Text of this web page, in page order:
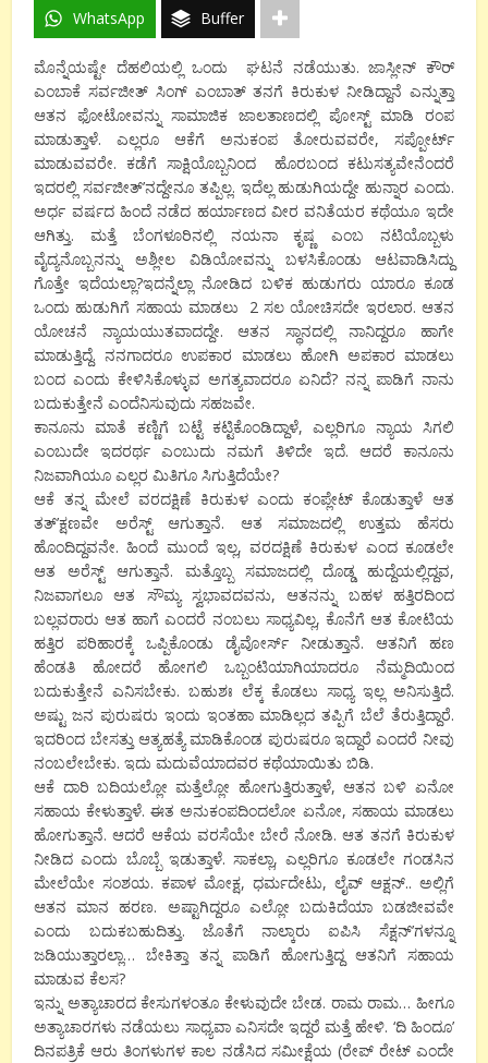
WhatsApp Buffer
ಮೊನ್ನೆಯಷ್ಟೇ ದೆಹಲಿಯಲ್ಲಿ ಒಂದು ಘಟನೆ ನಡೆಯುತು. ಜಾಸ್ಲೀನ್ ಕೌರ್
ಎಂಬಾಕೆ ಸರ್ವಜೀತ್ ಸಿಂಗ್ ಎಂಬಾತ್ ತನಗೆ ಕಿರುಕುಳ ನೀಡಿದ್ದಾನೆ ಎನ್ನುತ್ತಾ
ಆತನ ಫೋಟೋವನ್ನು ಸಾಮಾಜಿಕ ಜಾಲತಾಣದಲ್ಲಿ ಪೋಸ್ಟ್ ಮಾಡಿ ರಂಪ
ಮಾಡುತ್ತಾಳೆ. ಎಲ್ಲರೂ ಆಕೆಗೆ ಅನುಕಂಪ ತೋರುವವರೇ, ಸಪ್ಪೋರ್ಟ್
ಮಾಡುವವರೇ. ಕಡೆಗೆ ಸಾಕ್ಷಿಯೊಬ್ಬನಿಂದ ಹೊರಬಂದ ಕಟುಸತ್ಯವೇನೆಂದರೆ
ಇದರಲ್ಲಿ ಸರ್ವಜೀತ್’ನದ್ದೇನೂ ತಪ್ಪಿಲ್ಲ. ಇದೆಲ್ಲ ಹುಡುಗಿಯದ್ದೇ ಹುನ್ನಾರ ಎಂದು.
ಅರ್ಧ ವರ್ಷದ ಹಿಂದೆ ನಡೆದ ಹರ್ಯಾಣದ ವೀರ ವನಿತೆಯರ ಕಥೆಯೂ ಇದೇ
ಆಗಿತ್ತು. ಮತ್ತೆ ಬೆಂಗಳೂರಿನಲ್ಲಿ ನಯನಾ ಕೃಷ್ಣ ಎಂಬ ನಟಿಯೊಬ್ಬಳು
ವೈದ್ಯನೊಬ್ಬನನ್ನು ಅಶ್ಲೀಲ ವಿಡಿಯೋವನ್ನು ಬಳಸಿಕೊಂಡು ಆಟವಾಡಿಸಿದ್ದು
ಗೊತ್ತೇ ಇದೆಯಲ್ಲಾ?ಇದನ್ನೆಲ್ಲಾ ನೋಡಿದ ಬಳಿಕ ಹುಡುಗರು ಯಾರೂ ಕೂಡ
ಒಂದು ಹುಡುಗಿಗೆ ಸಹಾಯ ಮಾಡಲು 2 ಸಲ ಯೋಚಿಸದೇ ಇರಲಾರ. ಆತನ
ಯೋಚನೆ ನ್ಯಾಯಯುತವಾದದ್ದೇ. ಆತನ ಸ್ಥಾನದಲ್ಲಿ ನಾನಿದ್ದರೂ ಹಾಗೇ
ಮಾಡುತ್ತಿದ್ದೆ. ನನಗಾದರೂ ಉಪಕಾರ ಮಾಡಲು ಹೋಗಿ ಅಪಕಾರ ಮಾಡಲು
ಬಂದ ಎಂದು ಕೇಳಿಸಿಕೊಳ್ಳುವ ಅಗತ್ಯವಾದರೂ ಏನಿದೆ? ನನ್ನ ಪಾಡಿಗೆ ನಾನು
ಬದುಕುತ್ತೇನೆ ಎಂದೆನಿಸುವುದು ಸಹಜವೇ.
ಕಾನೂನು ಮಾತೆ ಕಣ್ಣಿಗೆ ಬಟ್ಟೆ ಕಟ್ಟಿಕೊಂಡಿದ್ದಾಳೆ, ಎಲ್ಲರಿಗೂ ನ್ಯಾಯ ಸಿಗಲಿ
ಎಂಬುದೇ ಇದರರ್ಥ ಎಂಬುದು ನಮಗೆ ತಿಳಿದೇ ಇದೆ. ಆದರೆ ಕಾನೂನು
ನಿಜವಾಗಿಯೂ ಎಲ್ಲರ ಮಿತಿಗೂ ಸಿಗುತ್ತಿದೆಯೇ?
ಆಕೆ ತನ್ನ ಮೇಲೆ ವರದಕ್ಷಿಣೆ ಕಿರುಕುಳ ಎಂದು ಕಂಪ್ಲೇಟ್ ಕೊಡುತ್ತಾಳೆ ಆತ
ತತ್’ಕ್ಷಣವೇ ಅರೆಸ್ಟ್ ಆಗುತ್ತಾನೆ. ಆತ ಸಮಾಜದಲ್ಲಿ ಉತ್ತಮ ಹೆಸರು
ಹೊಂದಿದ್ದವನೇ. ಹಿಂದೆ ಮುಂದೆ ಇಲ್ಲ, ವರದಕ್ಷಿಣೆ ಕಿರುಕುಳ ಎಂದ ಕೂಡಲೇ
ಆತ ಅರೆಸ್ಟ್ ಆಗುತ್ತಾನೆ. ಮತ್ತೊಬ್ಬ ಸಮಾಜದಲ್ಲಿ ದೊಡ್ಡ ಹುದ್ದೆಯಲ್ಲಿದ್ದವ,
ನಿಜವಾಗಲೂ ಆತ ಸೌಮ್ಯ ಸ್ವಭಾವದವನು, ಆತನನ್ನು ಬಹಳ ಹತ್ತಿರದಿಂದ
ಬಲ್ಲವರಾರು ಆತ ಹಾಗೆ ಎಂದರೆ ನಂಬಲು ಸಾಧ್ಯವಿಲ್ಲ, ಕೊನೆಗೆ ಆತ ಕೋಟಿಯ
ಹತ್ತಿರ ಪರಿಹಾರಕ್ಕೆ ಒಪ್ಪಿಕೊಂಡು ಡೈವೋರ್ಸ್ ನೀಡುತ್ತಾನೆ. ಆತನಿಗೆ ಹಣ
ಹೆಂಡತಿ ಹೋದರೆ ಹೋಗಲಿ ಒಬ್ಬಂಟಿಯಾಗಿಯಾದರೂ ನೆಮ್ಮದಿಯಿಂದ
ಬದುಕುತ್ತೇನೆ ಎನಿಸಬೇಕು. ಬಹುಶಃ ಲೆಕ್ಕ ಕೊಡಲು ಸಾಧ್ಯ ಇಲ್ಲ ಅನಿಸುತ್ತಿದೆ.
ಅಷ್ಟು ಜನ ಪುರುಷರು ಇಂದು ಇಂತಹಾ ಮಾಡಿಲ್ಲದ ತಪ್ಪಿಗೆ ಬೆಲೆ ತೆರುತ್ತಿದ್ದಾರೆ.
ಇದರಿಂದ ಬೇಸತ್ತು ಆತ್ಯಹತ್ಯೆ ಮಾಡಿಕೊಂಡ ಪುರುಷರೂ ಇದ್ದಾರೆ ಎಂದರೆ ನೀವು
ನಂಬಲೇಬೇಕು. ಇದು ಮದುವೆಯಾದವರ ಕಥೆಯಾಯಿತು ಬಿಡಿ.
ಆಕೆ ದಾರಿ ಬದಿಯಲ್ಲೋ ಮತ್ತೆಲ್ಲೋ ಹೋಗುತ್ತಿರುತ್ತಾಳೆ, ಆತನ ಬಳಿ ಏನೋ
ಸಹಾಯ ಕೇಳುತ್ತಾಳೆ. ಈತ ಅನುಕಂಪದಿಂದಲೋ ಏನೋ, ಸಹಾಯ ಮಾಡಲು
ಹೋಗುತ್ತಾನೆ. ಆದರೆ ಆಕೆಯ ವರಸೆಯೇ ಬೇರೆ ನೋಡಿ. ಆತ ತನಗೆ ಕಿರುಕುಳ
ನೀಡಿದ ಎಂದು ಬೊಬ್ಬೆ ಇಡುತ್ತಾಳೆ. ಸಾಕಲ್ಲಾ, ಎಲ್ಲರಿಗೂ ಕೂಡಲೇ ಗಂಡಸಿನ
ಮೇಲೆಯೇ ಸಂಶಯ. ಕಪಾಳ ಮೋಕ್ಷ, ಧರ್ಮದೇಟು, ಲೈವ್ ಆಕ್ಷನ್.. ಅಲ್ಲಿಗೆ
ಆತನ ಮಾನ ಹರಣ. ಅಷ್ಟಾಗಿದ್ದರೂ ಎಲ್ಲೋ ಬದುಕಿದೆಯಾ ಬಡಜೀವವೇ
ಎಂದು ಬದುಕಬಹುದಿತ್ತು. ಜೊತೆಗೆ ನಾಲ್ಕಾರು ಐಪಿಸಿ ಸೆಕ್ಷನ್’ಗಳನ್ನೂ
ಜಡಿಯುತ್ತಾರಲ್ಲಾ… ಬೇಕಿತ್ತಾ ತನ್ನ ಪಾಡಿಗೆ ಹೋಗುತ್ತಿದ್ದ ಆತನಿಗೆ ಸಹಾಯ
ಮಾಡುವ ಕೆಲಸ?
ಇನ್ನು ಅತ್ಯಾಚಾರದ ಕೇಸುಗಳಂತೂ ಕೇಳುವುದೇ ಬೇಡ. ರಾಮ ರಾಮ… ಹೀಗೂ
ಅತ್ಯಾಚಾರಗಳು ನಡೆಯಲು ಸಾಧ್ಯವಾ ಎನಿಸದೇ ಇದ್ದರೆ ಮತ್ತೆ ಹೇಳಿ. ‘ದಿ ಹಿಂದೂ’
ದಿನಪತ್ರಿಕೆ ಆರು ತಿಂಗಳುಗಳ ಕಾಲ ನಡೆಸಿದ ಸಮೀಕ್ಷೆಯ (ರೇಪ್ ರೇಟ್ ಎಂದೇ